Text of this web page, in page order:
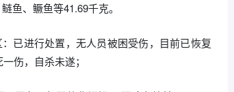
鱼、鳜鱼等41.69千克。
已进行处置，无人员被困受伤，目前已恢复
伤，自杀未遂；